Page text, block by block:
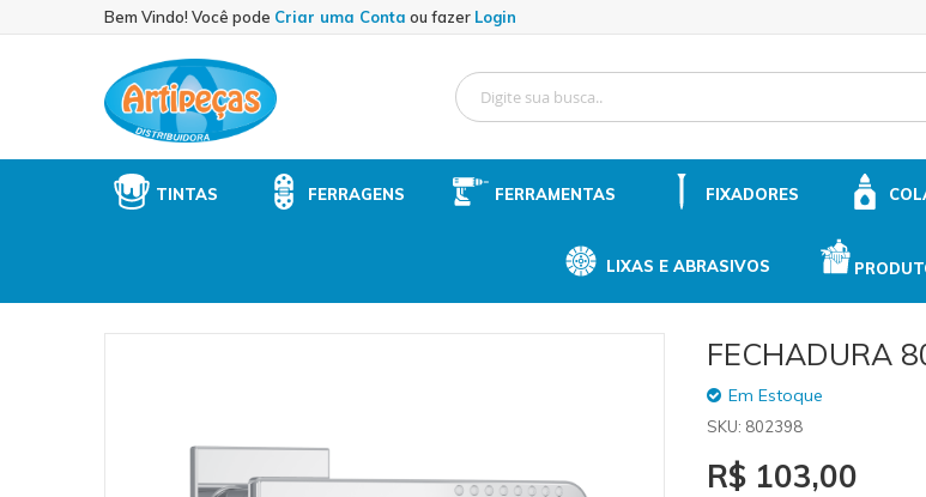
Bem Vindo! Você pode Criar uma Conta ou fazer Login
to
TINTAS FERRAGENS FERRAMENTAS FIXADORES
LIXAS E ABRASIVOS
FECHADURA
Em Estoque
SKU 802398
R$ 103,00